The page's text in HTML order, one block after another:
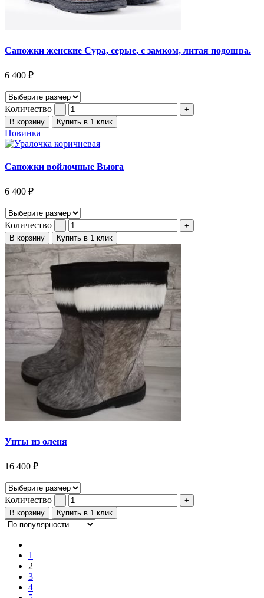
Сапожки женские Сура, серые, с замком, литая подошва.
6 400 ₽
Количество
В корзину Купить в 1 клик
Новинка
Сапожки войлочные Вьюга
6 400 ₽
Количество
В корзину Купить в 1 клик
Унты из оленя
16 400 ₽
Количество
В корзину Купить в 1 клик
1
2
3
4